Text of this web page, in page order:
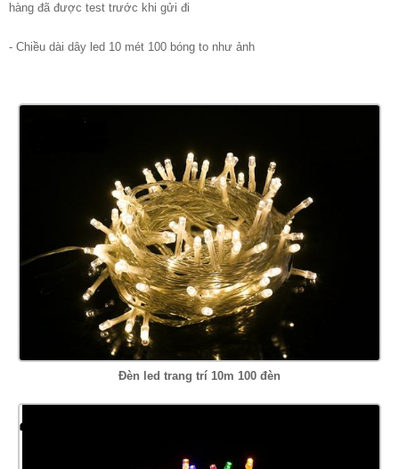
hàng đã được test trước khi gửi đi
- Chiều dài dây led 10 mét 100 bóng to như ảnh
Đèn led trang trí 10m 100 đèn